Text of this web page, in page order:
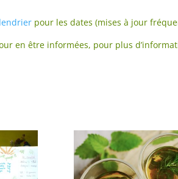
pour les dates (mises à jour
en être informées, pour plus